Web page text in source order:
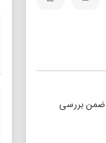
ضمن بررسی